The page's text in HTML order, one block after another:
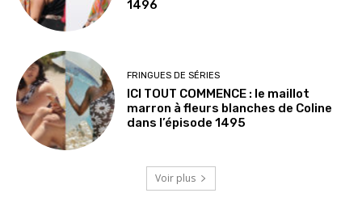
1496
FRINGUES DE SÉRIES
ICI TOUT COMMENCE : le maillot
marron à fleurs blanches de Coline
dans l’épisode 1495
Voir plus